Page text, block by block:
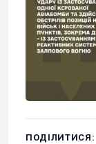
ПОДІЛИТИСЯ: